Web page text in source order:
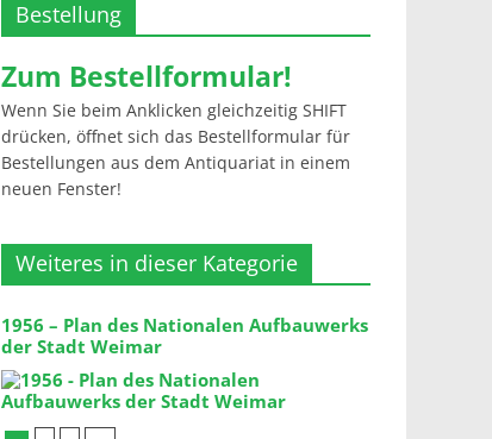
Bestellung
Zum Bestellformular!
Wenn Sie beim Anklicken gleichzeitig SHIFT
drücken, öffnet sich das Bestellformular für
Bestellungen aus dem Antiquariat in einem
neuen Fenster!
Weiteres in dieser Kategorie
1956 – Plan des Nationalen Aufbauwerks
der Stadt Weimar